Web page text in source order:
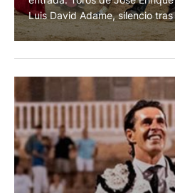
Luis David Adame, silencio
aviso. Alejandro Mora, silencio